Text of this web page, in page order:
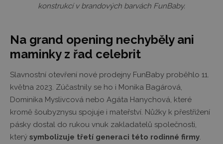
konstrukcí v brandových barvách FunBaby.
Na grand opening nechyběly ani
maminky z řad celebrit
Slavnostní otevření nové prodejny FunBaby proběhlo 11.
května 2023. Zúčastnily se ho i Monika Bagárová,
Dominika Myslivcová nebo Agáta Hanychová, které
kromě šoubyznysu spojuje i mateřství. Nůžky k přestřižení
pásky dostal do rukou vnuk zakladatelů společnosti,
který symbolizuje třetí generaci této rodinné firmy.